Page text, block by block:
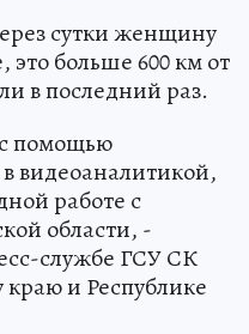
сутки женщину
это больше 600 км от
в последний раз.
помощью
видеоаналитикой,
работе с
области, -
службе ГСУ СК
и Республике